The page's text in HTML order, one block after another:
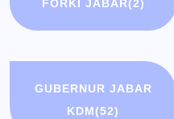
FORKI JABAR(2)
GUBERNUR JABAR
KDM(52)